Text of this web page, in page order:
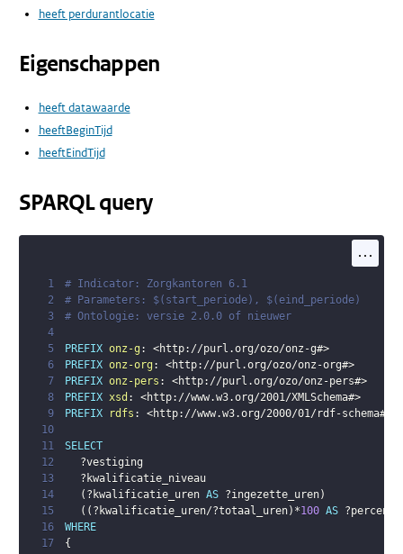
heeft perdurantlocatie
Eigenschappen
heeft datawaarde
heeftBeginTijd
heeftEindTijd
SPARQL query
...
1
# Indicator: Zorgkantoren 6.1
2
# Parameters: $(start_periode), $(eind_periode)
3
# Ontologie: versie 2.0.0 of nieuwer
4
5
PREFIX onz-g : <http://purl.org/ozo/onz-g#>
6
PREFIX onz-org : <http://purl.org/ozo/onz-org#>
7
PREFIX onz-pers : <http://purl.org/ozo/onz-pers#>
8
PREFIX xsd : <http://www.w3.org/2001/XMLSchema#>
9
PREFIX rdfs : <http://www.w3.org/2000/01/rdf-schema#
10
11
SELECT
12
?vestiging
13
?kwalificatie_niveau
14
( ?kwalificatie_uren AS ?ingezette_uren)
15
( ( ?kwalificatie_uren/?totaal_uren) *100 AS
16
WHERE
17
{